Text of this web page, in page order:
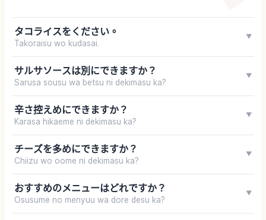
タコライスをください。
Takoraisu wo kudasai.
▼
サルサソースは別にできますか？
Sarusa sousu wa betsu ni dekimasu ka?
▼
辛さ控えめにできますか？
Karasa hikaeme ni dekimasu ka?
▼
チーズを多めにできますか？
Chiizu wo oome ni dekimasu ka?
▼
おすすめのメニューはどれですか？
Osusume no menyuu wa dore desu ka?
▼